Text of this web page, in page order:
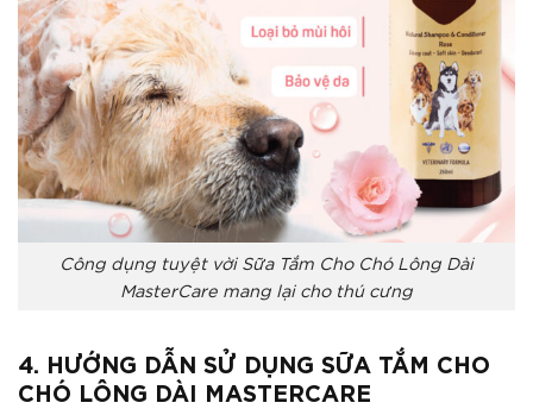
Công dụng tuyệt vời Sữa Tắm Cho Chó Lông Dài
MasterCare mang lại cho thú cưng
4. HƯỚNG DẪN SỬ DỤNG SỮA TẮM CHO
CHÓ LÔNG DÀI MASTERCARE